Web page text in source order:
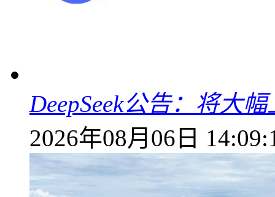
DeepSeek公告：将大
2026年08月06日